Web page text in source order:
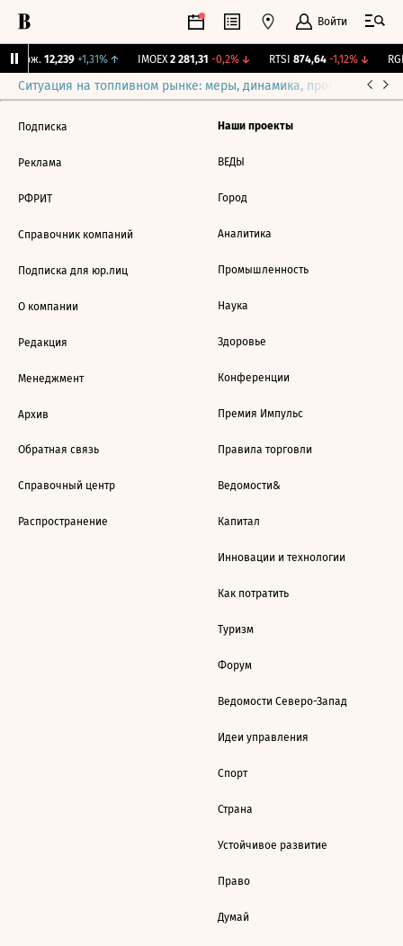
Войти
Бирж. 12,239 +1,31%↑ IMOEX 2 281,31 -0,2%↓ RTSI 874,64 -1,12%↓
Ситуация на топливном рынке: меры, динамика, прогнозы
Подписка
Реклама
РФРИТ
Справочник компаний
Подписка для юр.лиц
О компании
Редакция
Менеджмент
Архив
Обратная связь
Справочный центр
Распространение
Наши проекты
ВЕДЫ
Город
Аналитика
Промышленность
Наука
Здоровье
Конференции
Премия Импульс
Правила торговли
Ведомости&
Капитал
Инновации и технологии
Как потратить
Туризм
Форум
Ведомости Северо-Запад
Идеи управления
Спорт
Страна
Устойчивое развитие
Право
Думай